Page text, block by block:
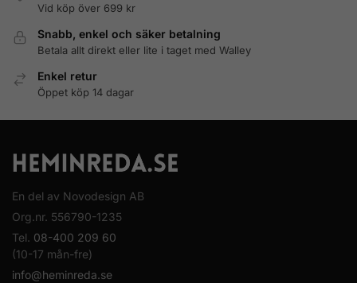
Vid köp över 699 kr
Snabb, enkel och säker betalning
Betala allt direkt eller lite i taget med Walley
Enkel retur
Öppet köp 14 dagar
En del av Novodesign AB
Org.nr. 556790-1235
Tel. 08-400 209 60
(10-17 mån-fre)
info@heminreda.se